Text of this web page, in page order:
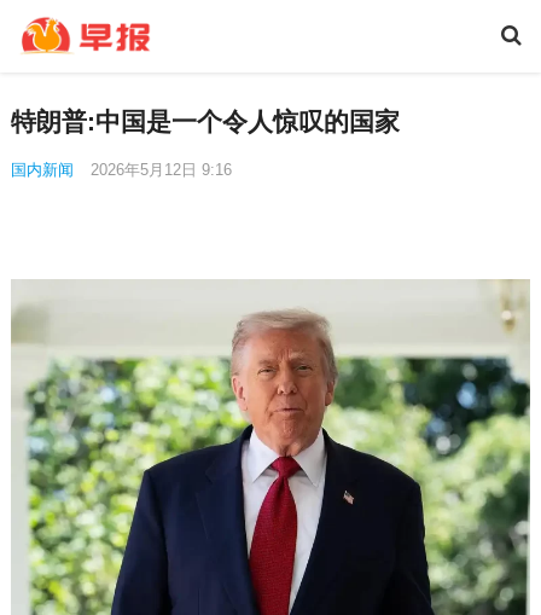
特朗普:中国是一个令人惊叹的国家
国内新闻 2026年5月12日 9:16